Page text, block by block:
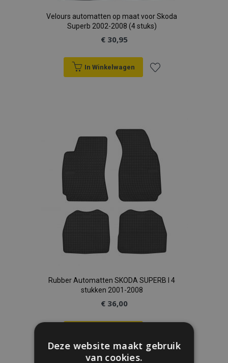
Velours automatten op maat voor Skoda
Superb 2002-2008 (4 stuks)
€ 30,95
In Winkelwagen
verlanglijst
Rubber Automatten SKODA SUPERB I 4
stukken 2001-2008
€ 36,00
Voeg
Deze website maakt gebruik
van cookies.